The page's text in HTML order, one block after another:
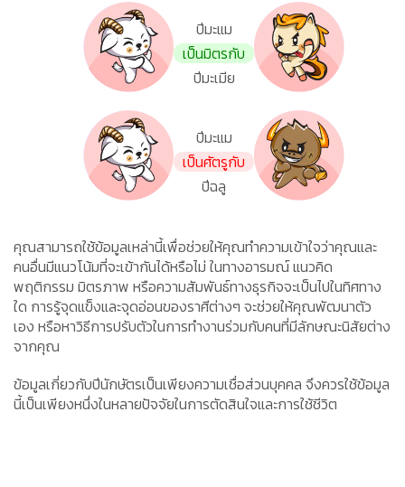
ปีมะแม
เป็นมิตรกับ
ปีมะเมีย
ปีมะแม
เป็นศัตรูกับ
ปีฉลู
คุณสามารถใช้ข้อมูลเหล่านี้เพื่อช่วยให้คุณทำความเข้าใจว่าคุณและ
คนอื่นมีแนวโน้มที่จะเข้ากันได้หรือไม่ ในทางอารมณ์ แนวคิด
พฤติกรรม มิตรภาพ หรือความสัมพันธ์ทางธุรกิจจะเป็นไปในทิศทาง
ใด การรู้จุดแข็งและจุดอ่อนของราศีต่างๆ จะช่วยให้คุณพัฒนาตัว
เอง หรือหาวิธีการปรับตัวในการทำงานร่วมกับคนที่มีลักษณะนิสัยต่าง
จากคุณ
ข้อมูลเกี่ยวกับปีนักษัตรเป็นเพียงความเชื่อส่วนบุคคล จึงควรใช้ข้อมูล
นี้เป็นเพียงหนึ่งในหลายปัจจัยในการตัดสินใจและการใช้ชีวิต